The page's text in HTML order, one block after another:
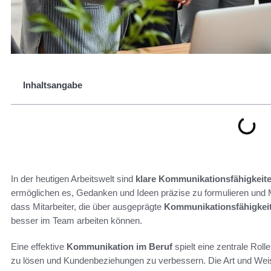
Inhaltsangabe
In der heutigen Arbeitswelt sind klare
ermöglichen es, Gedanken und Ideen präzise zu formulieren
dass Mitarbeiter, die über ausgeprägte
besser im Team arbeiten können.
Eine effektive Kommunikation im Beruf spielt eine zentrale
zu lösen und Kundenbeziehungen zu verbessern. Die Art und